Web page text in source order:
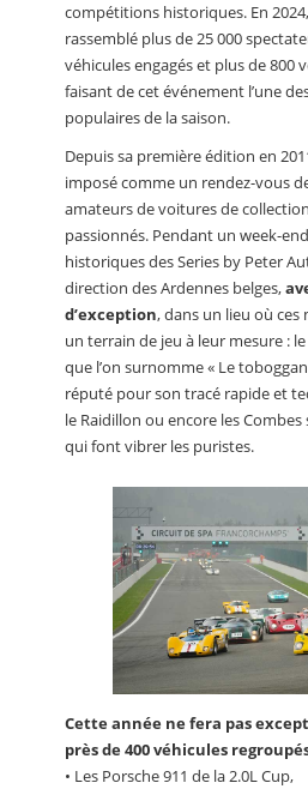
compétitions historiques. En
rassemblé plus de 25 000
véhicules engagés et plus de 800
faisant de cet événement l’une
populaires de la saison.
Depuis sa première édition en
imposé comme un rendez-vous
amateurs de voitures de
passionnés. Pendant un week-
historiques des Series by Peter
direction des Ardennes belges,
d’exception, dans un lieu où
un terrain de jeu à leur mesure :
que l’on surnomme « Le
réputé pour son tracé rapide et
le Raidillon ou encore les
qui font vibrer les puristes.
Cette année ne fera pas
près de 400 véhicules
• Les Porsche 911 de la 2.0L Cup,